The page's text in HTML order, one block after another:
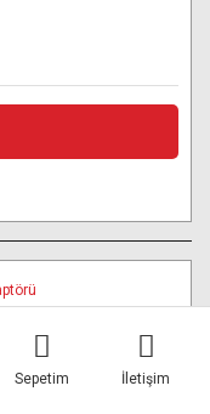
Sepetim İletişim